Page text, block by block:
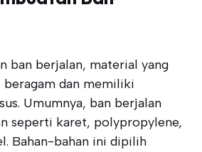
ban berjalan, material yang
beragam dan memiliki
Umumnya, ban berjalan
seperti karet, polypropylene,
Bahan-bahan ini dipilih